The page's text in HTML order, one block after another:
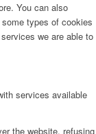
You can also
types of cookies
we are able to
services available
the website, refusing